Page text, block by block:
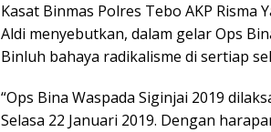
Kasat Binmas Polres Tebo AKP Risma
Aldi menyebutkan, dalam gelar Ops
Binluh bahaya radikalisme di sertiap
“Ops Bina Waspada Siginjai 2019
Selasa 22 Januari 2019. Dengan